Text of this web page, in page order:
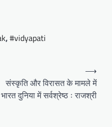
,#vidyapati
संस्कृति और विरासत के मामले में
भारत दुनिया में सर्वश्रेष्ठ ः राजश्री
⟶